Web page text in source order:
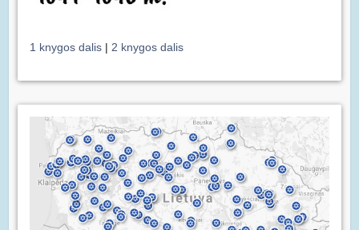
1 knygos dalis | 2 knygos dalis